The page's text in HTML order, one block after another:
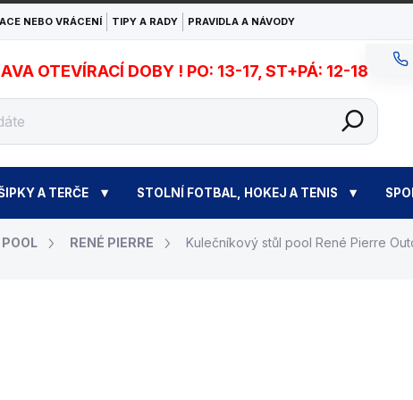
NEBO VRÁCENÍ TIPY A RADY PRAVIDLA A NÁVODY
OTEVÍRACÍ DOBY ! PO: 13-17, ST+PÁ: 12-18
A TERČE STOLNÍ FOTBAL, HOKEJ A TENIS
RENÉ PIERRE Kulečníkový stůl pool René Pierre